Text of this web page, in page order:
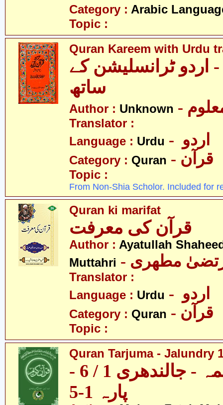
Category : Arabic
Topic :
Quran Kareem with Urdu
اردو ٹرانسلیشن کے
Author : Unknown
Translator :
Language : Urdu
Category : Quran - قرآن
Topic :
From Non-Shia Scholor. Included for
Quran ki marifat
قرآن کی معرفت
Author : Ayatullah
Muttahri
مطھری
Translator :
Language : Urdu
Category : Quran - قرآن
Topic :
Quran Tarjuma - Jalundry
قرآن ترجمہ - جالندھری 1 / 6 -
پارہ 1-5